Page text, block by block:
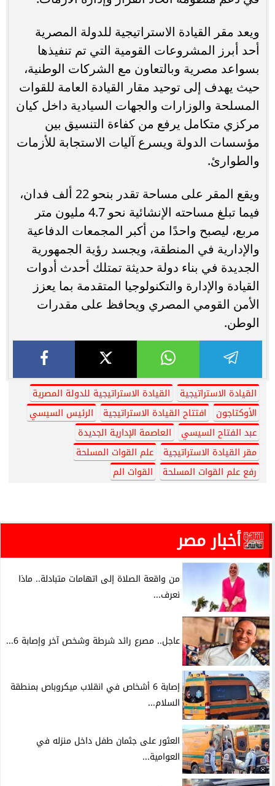
ويعد مقر القيادة الاستراتيجية للدولة المصرية
أحد أبرز المشروعات القومية التي تم تنفيذها
بسواعد مصرية وبالتعاون مع الشركات الوطنية،
حيث يهدف إلى توحيد مقار القيادة العامة للقوات
المسلحة والوزارات والجهات السيادية داخل كيان
مركزي متكامل يرفع من كفاءة التنسيق بين
مؤسسات الدولة ويسرع آليات الاستجابة للأزمات
والطوارئ.
ويقع المقر على مساحة تقدر بنحو 22 ألف فدان،
فيما تبلغ مساحته الإنشائية نحو 4.7 مليون متر
مربع، ليصبح واحدًا من أكبر المجمعات الدفاعية
والإدارية في المنطقة، ويجسد رؤية الجمهورية
الجديدة في بناء دولة حديثة تمتلك أحدث أدوات
القيادة والإدارة والتكنولوجيا المتقدمة بما يعزز
الأمن القومي المصري ويحافظ على مقدرات
الوطن.
القيادة الاستراتيجية
القيادة الاستراتيجية للدولة المصرية
الأوكتاجون
افتتاح القيادة الاستراتيجية
الرئيس السيسي
عبد الفتاح السيسي
العاصمة الإدارية الجديدة
مقر القيادة الاستراتيجية
علم القوات المسلحة
رفع علم القوات المسلحة
القوات الم
أخبار مصر
من واقعة الصلاة إلى اتهامات متبادلة.. ماذا
نعرف...
عاجل.. مصرع رائد شرطة وشخص آخر وإصابة 6...
إصابة 6 أشخاص في انقلاب ميكروباص بمنطقة
السلام...
العثور على جثمان طفل داخل منزله في
العوامية...